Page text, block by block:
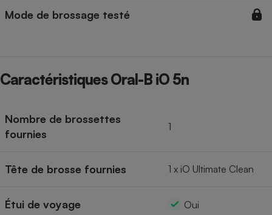
Mode de brossage testé
Caractéristiques Oral-B iO 5n
Nombre de brossettes
fournies
1
Tête de brosse fournies 1 x iO Ultimate Clean
Étui de voyage Oui